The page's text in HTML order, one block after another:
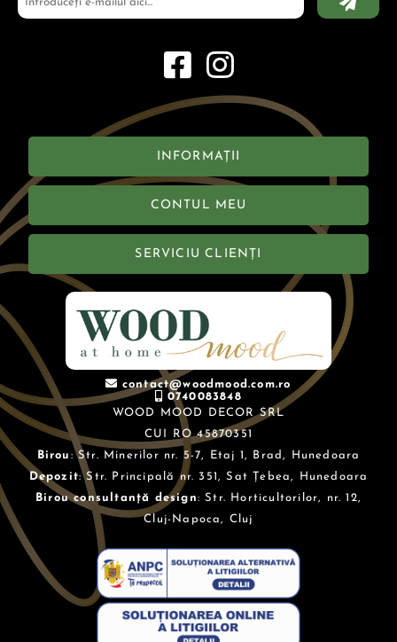
INFORMAȚII
CONTUL MEU
SERVICIU CLIENȚI
contact@woodmood.com.ro
0740083848
WOOD MOOD DECOR SRL
CUI RO 45870351
Birou : Str. Minerilor nr. 5-7, Etaj 1, Brad, Hunedoara
Depozit: Str. Principală nr. 351, Sat Țebea, Hunedoara
Birou consultanță design: Str. Horticultorilor, nr. 12,
Cluj-Napoca, Cluj